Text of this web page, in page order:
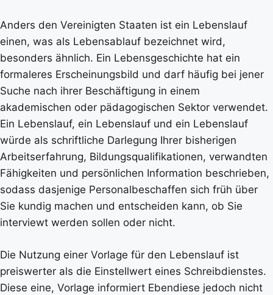
Anders den Vereinigten Staaten ist ein Lebenslauf
einen, was als Lebensablauf bezeichnet wird,
besonders ähnlich. Ein Lebensgeschichte hat ein
formaleres Erscheinungsbild und darf häufig bei jener
Suche nach ihrer Beschäftigung in einem
akademischen oder pädagogischen Sektor verwendet.
Ein Lebenslauf, ein Lebenslauf und ein Lebenslauf
würde als schriftliche Darlegung Ihrer bisherigen
Arbeitserfahrung, Bildungsqualifikationen, verwandten
Fähigkeiten und persönlichen Information beschrieben,
sodass dasjenige Personalbeschaffen sich früh über
Sie kundig machen und entscheiden kann, ob Sie
interviewt werden sollen oder nicht.
Die Nutzung einer Vorlage für den Lebenslauf ist
preiswerter als die Einstellwert eines Schreibdienstes.
Diese eine, Vorlage informiert Ebendiese jedoch nicht